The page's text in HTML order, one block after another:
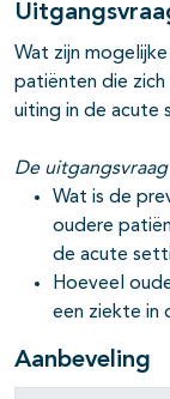
open-
Wat zijn
patiënten die zich
uiting in de acute
De
Wat is de
oudere
de acute
Hoeveel
een ziekte in
Aanbeveling